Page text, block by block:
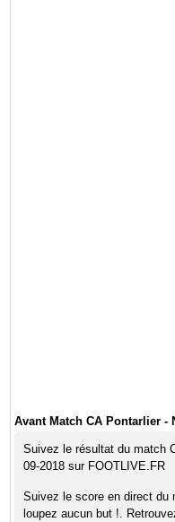
Avant Match CA Pontarlier -
Suivez le résultat du match
09-2018 sur FOOTLIVE.FR
Suivez le score en direct du
loupez aucun but !.